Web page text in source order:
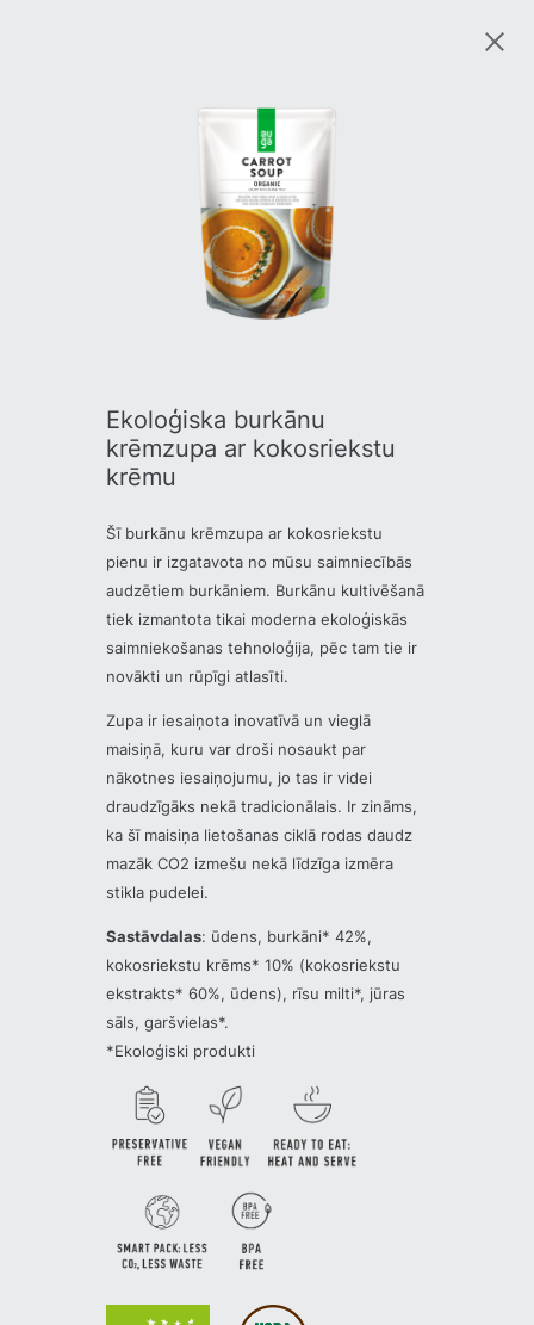
Ekoloģiska burkānu
krēmzupa ar kokosriekstu
krēmu
Šī burkānu krēmzupa ar kokosriekstu
pienu ir izgatavota no mūsu saimniecībās
audzētiem burkāniem. Burkānu kultivēšanā
tiek izmantota tikai moderna ekoloģiskās
saimniekošanas tehnoloģija, pēc tam tie ir
novākti un rūpīgi atlasīti.
Zupa ir iesaiņota inovatīvā un vieglā
maisiņā, kuru var droši nosaukt par
nākotnes iesaiņojumu, jo tas ir videi
draudzīgāks nekā tradicionālais. Ir zināms,
ka šī maisiņa lietošanas ciklā rodas daudz
mazāk CO2 izmešu nekā līdzīga izmēra
stikla pudelei.
Sastāvdalas: ūdens, burkāni* 42%,
kokosriekstu krēms* 10% (kokosriekstu
ekstrakts* 60%, ūdens), rīsu milti*, jūras
sāls, garšvielas*.
*Ekoloģiski produkti